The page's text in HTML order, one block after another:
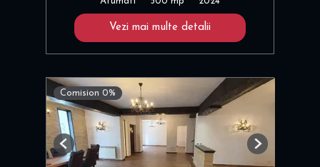
Vezi mai multe detalii
Comision 0%
Previous Next